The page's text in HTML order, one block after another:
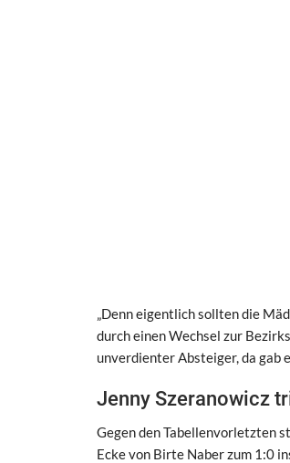
„Denn eigentlich sollten die
durch einen Wechsel zur
unverdienter Absteiger, da gab
Jenny Szeranowicz
Gegen den Tabellenvorletzten
Ecke von Birte Naber zum 1:0